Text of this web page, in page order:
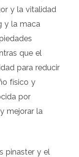
y la vitalidad
y la maca
que el
para reducir
físico y
por
mejorar la
pinaster y el